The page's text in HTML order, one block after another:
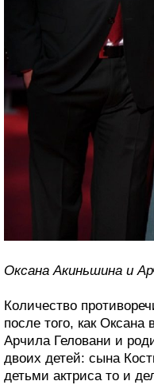
Оксана Акиньшина и
Количество
после того, как
Арчила Геловани и
двоих детей: сына
детьми актриса то и